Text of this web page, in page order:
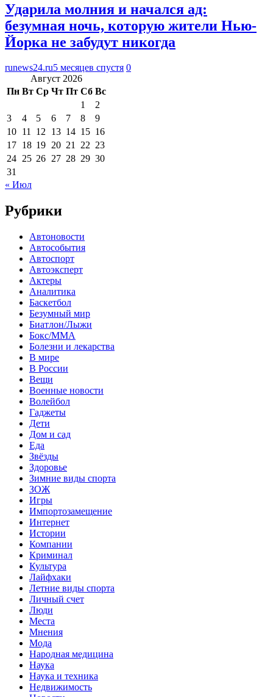
Ударила молния и начался ад:
безумная ночь, которую жители Нью-
Йорка не забудут никогда
runews24.ru5 месяцев спустя 0
Август 2026
Пн Вт Ср Чт Пт Сб Вс
1
2
3
4 5 6 7 8
9
10 11 12 13 14 15 16
17 18 19 20 21 22 23
24 25 26 27 28 29 30
31
« Июл
Рубрики
Автоновости
Автособытия
Автоспорт
Автоэксперт
Актеры
Аналитика
Баскетбол
Безумный мир
Биатлон/Лыжи
Бокс/MMA
Болезни и лекарства
В мире
В России
Вещи
Военные новости
Волейбол
Гаджеты
Дети
Дом и сад
Еда
Звёзды
Здоровье
Зимние виды спорта
ЗОЖ
Игры
Импортозамещение
Интернет
Истории
Компании
Криминал
Культура
Лайфхаки
Летние виды спорта
Личный счет
Люди
Места
Мнения
Мода
Народная медицина
Наука
Наука и техника
Недвижимость